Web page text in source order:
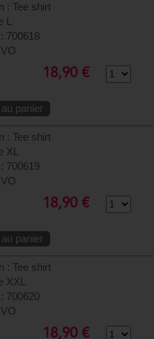
: Tee shirt
L
700618
18,90 €
panier
: Tee shirt
XL
700619
18,90 €
panier
: Tee shirt
XXL
700620
18,90 €